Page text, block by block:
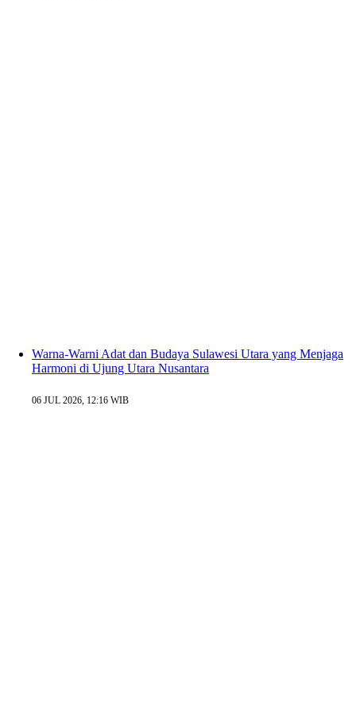
Warna-Warni Adat dan Budaya Sulawesi Utara yang Menjaga
Harmoni di Ujung Utara Nusantara
06 JUL 2026, 12:16 WIB